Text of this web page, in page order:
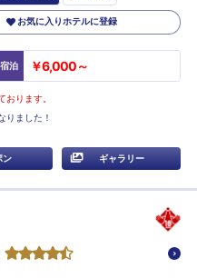
お気に入りホテルに登録
宿泊 ￥6,000～
ります。
りました！
ン ギャラリー